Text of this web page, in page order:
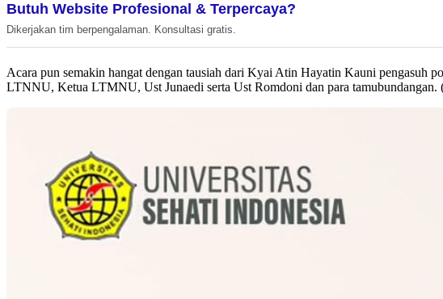
Butuh Website Profesional & Terpercaya?
Dikerjakan tim berpengalaman. Konsultasi gratis.
Acara pun semakin hangat dengan tausiah dari Kyai Atin Hayatin Kauni
LTNNU, Ketua LTMNU, Ust Junaedi serta Ust Romdoni dan para tamubundangan.